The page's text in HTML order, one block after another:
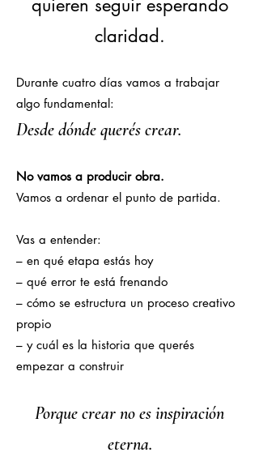
quieren seguir esperando
claridad.
Durante cuatro días vamos a trabajar
algo fundamental:
Desde dónde querés crear.
No vamos a producir obra.
Vamos a ordenar el punto de partida.
Vas a entender:
– en qué etapa estás hoy
– qué error te está frenando
– cómo se estructura un proceso creativo
propio
– y cuál es la historia que querés
empezar a construir
Porque crear no es inspiración
eterna.